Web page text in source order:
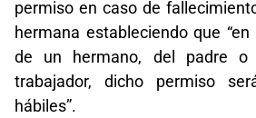
permiso en caso de
hermana estableciendo que
de un hermano, del padre
trabajador, dicho permiso
hábiles”.